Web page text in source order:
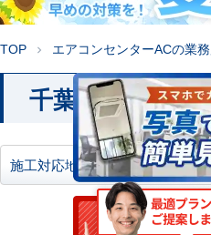
TOP chevron_right エアコンセンターACの業
千葉県の業務用
施工対応地域について